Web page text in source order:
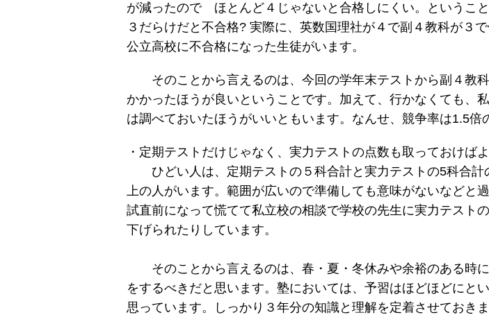
が減ったので ほとんど４じゃないと合格しにくい。というこ
３だらけだと不合格? 実際に、英数国理社が４で副４教科が３
公立高校に不合格になった生徒がいます。
そのことから言えるのは、今回の学年末テストから副４教
かかったほうが良いということです。加えて、行かなくても、
は調べておいたほうがいいともいます。なんせ、競争率は1.5倍
・定期テストだけじゃなく、実力テストの点数も取っておけばよ
ひどい人は、定期テストの５科合計と実力テストの5科合計
上の人がいます。範囲が広いので準備しても意味がないなどと
試直前になって慌てて私立校の相談で学校の先生に実力テスト
下げられたりしています。
そのことから言えるのは、春・夏・冬休みや余裕のある時
をするべきだと思います。塾においては、予習はほどほどにと
思っています。しっかり３年分の知識と理解を定着させておき